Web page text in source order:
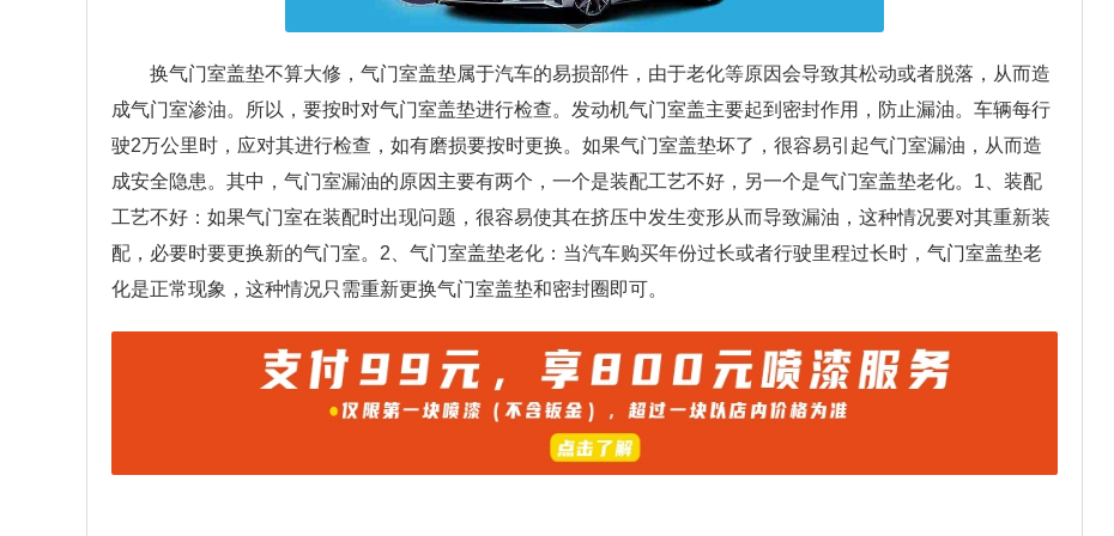
换气门室盖垫不算大修，气门室盖垫属于汽车的易损部件，由于老化等原因会导致其松动或者脱落，从而造
成气门室渗油。所以，要按时对气门室盖垫进行检查。发动机气门室盖主要起到密封作用，防止漏油。车辆每行
驶2万公里时，应对其进行检查，如有磨损要按时更换。如果气门室盖垫坏了，很容易引起气门室漏油，从而造
成安全隐患。其中，气门室漏油的原因主要有两个，一个是装配工艺不好，另一个是气门室盖垫老化。1、装配
工艺不好：如果气门室在装配时出现问题，很容易使其在挤压中发生变形从而导致漏油，这种情况要对其重新装
配，必要时要更换新的气门室。2、气门室盖垫老化：当汽车购买年份过长或者行驶里程过长时，气门室盖垫老
化是正常现象，这种情况只需重新更换气门室盖垫和密封圈即可。